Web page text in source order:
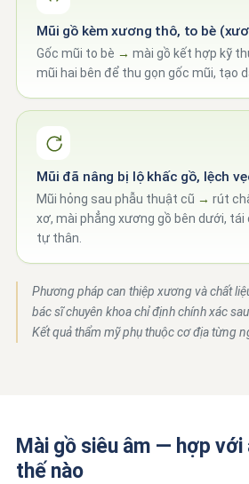
Mũi gồ kèm xương thô, to bè
Gốc mũi to bè → mài gồ kết hợp kỹ
mũi hai bên để thu gọn gốc mũi, tạo
Mũi đã nâng bị lộ khấc gồ, lệch
Mũi hỏng sau phẫu thuật cũ → rút
xơ, mài phẳng xương gồ bên dưới,
tự thân.
Phương pháp can thiệp xương và chất
bác sĩ chuyên khoa chỉ định chính xác
Kết quả thẩm mỹ phụ thuộc cơ địa từng
Mài gồ siêu âm — hợp với
thế nào